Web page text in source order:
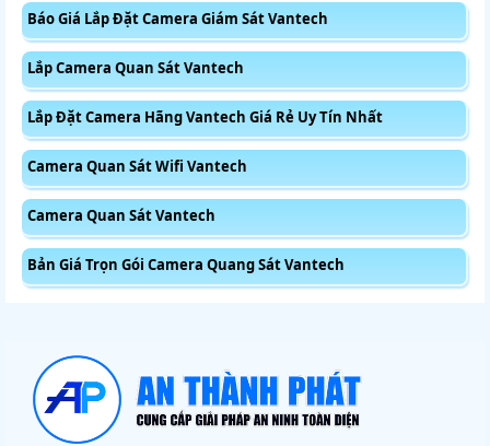
Báo Giá Lắp Đặt Camera Giám Sát Vantech
Lắp Camera Quan Sát Vantech
Lắp Đặt Camera Hãng Vantech Giá Rẻ Uy Tín Nhất
Camera Quan Sát Wifi Vantech
Camera Quan Sát Vantech
Bản Giá Trọn Gói Camera Quang Sát Vantech